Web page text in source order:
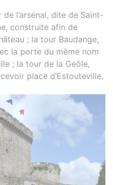
l’arsenal, dite de Saint-
construite afin de
; la tour Baudange,
la porte du même nom
; la tour de la Geôle,
place d’Estouteville.